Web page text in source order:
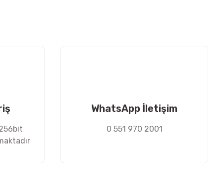
WhatsApp İletişim
0 551 970 2001